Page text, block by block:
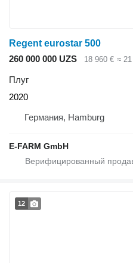
Regent eurostar 500
260 000 000 UZS
18 960 € ≈
Плуг
2020
Германия, Hamburg
E-FARM GmbH
12